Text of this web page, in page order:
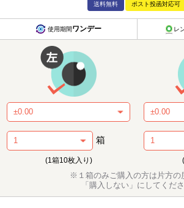
送料無料 ポスト投函対応可
使用期間ワンデー レ
箱
(1箱10枚入り)
※１箱のみご購入の方は片方の
「購入しない」にしてくだ